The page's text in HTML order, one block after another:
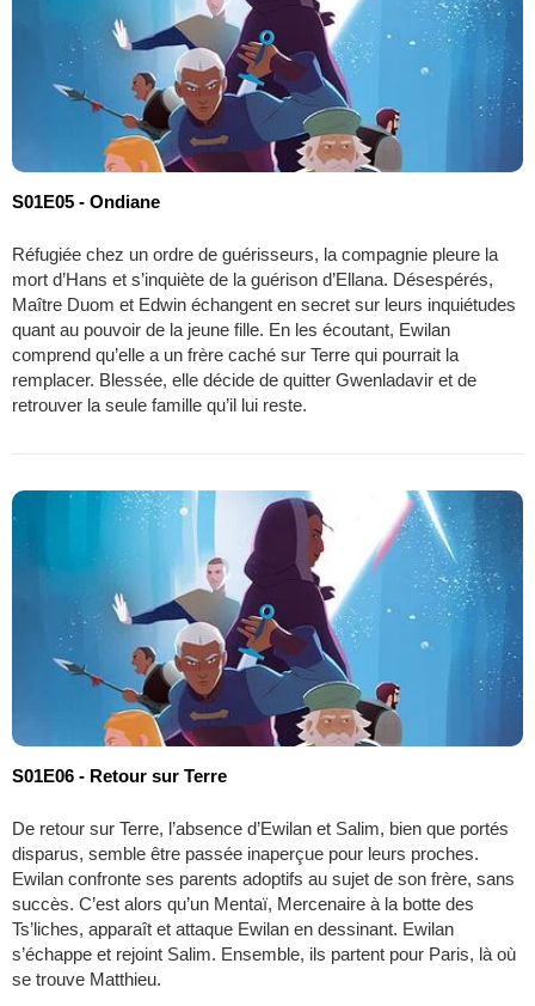
S01E05 - Ondiane
Réfugiée chez un ordre de guérisseurs, la compagnie pleure la
mort d’Hans et s’inquiète de la guérison d’Ellana. Désespérés,
Maître Duom et Edwin échangent en secret sur leurs inquiétudes
quant au pouvoir de la jeune fille. En les écoutant, Ewilan
comprend qu’elle a un frère caché sur Terre qui pourrait la
remplacer. Blessée, elle décide de quitter Gwenladavir et de
retrouver la seule famille qu’il lui reste.
S01E06 - Retour sur Terre
De retour sur Terre, l’absence d’Ewilan et Salim, bien que portés
disparus, semble être passée inaperçue pour leurs proches.
Ewilan confronte ses parents adoptifs au sujet de son frère, sans
succès. C’est alors qu’un Mentaï, Mercenaire à la botte des
Ts’liches, apparaît et attaque Ewilan en dessinant. Ewilan
s’échappe et rejoint Salim. Ensemble, ils partent pour Paris, là où
se trouve Matthieu.